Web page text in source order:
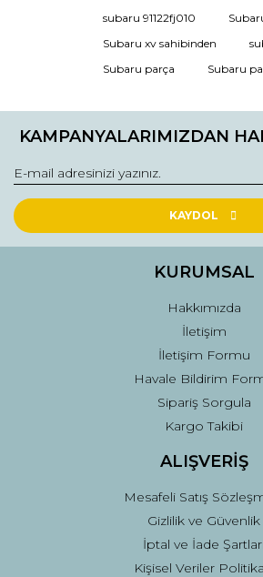
kullanarak tarafımıza iletebilirsiniz.
Görüş ve önerileriniz için teşekkür
Ürün açıklamasında eksik bilgiler
Ürün bilgilerinde hatalar bulunuyor.
Bu ürüne benzer farklı alternatifler
Gönder
subaru 91122fj010
Subaru xv sahibinden
Subaru parça
Subaru
KAMPANYALARIMIZDAN
KAYDOL
KURUMSAL
Hakkımızda
İletişim
İletişim Formu
Havale Bildirim
Sipariş Sorgula
Kargo Takibi
ALIŞVERİŞ
Mesafeli Satış
Gizlilik ve Güvenlik
İptal ve İade Şartları
Kişisel Veriler